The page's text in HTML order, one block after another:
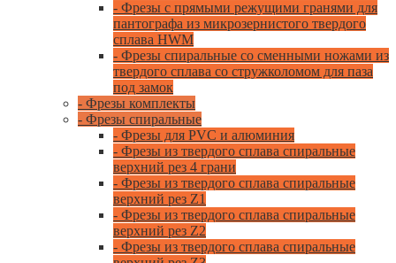
- Фрезы с прямыми режущими гранями для
пантографа из микрозернистого твердого
сплава HWM
- Фрезы спиральные со сменными ножами из
твердого сплава со стружколомом для паза
под замок
- Фрезы комплекты
- Фрезы спиральные
- Фрезы для PVC и алюминия
- Фрезы из твердого сплава спиральные
верхний рез 4 грани
- Фрезы из твердого сплава спиральные
верхний рез Z1
- Фрезы из твердого сплава спиральные
верхний рез Z2
- Фрезы из твердого сплава спиральные